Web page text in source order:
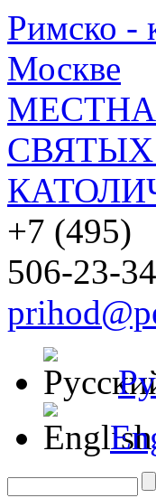
Римско -
Москве
+7 (495)
506-23-34